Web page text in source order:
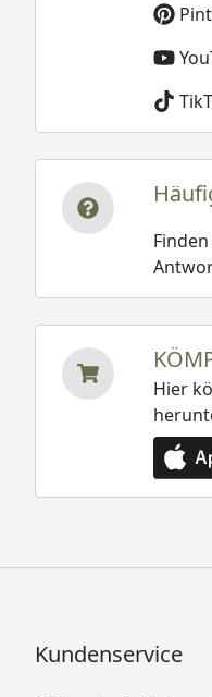
Hier
Kundenservice